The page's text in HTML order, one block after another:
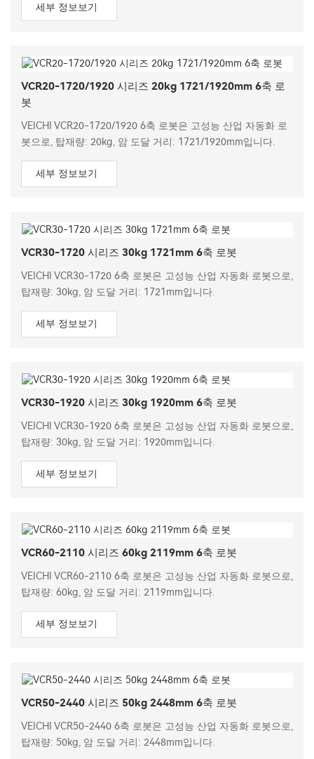
세부 정보보기
VCR20-1720/1920 시리즈 20kg 1721/1920mm 6축 로
봇
VEICHI VCR20-1720/1920 6축 로봇은 고성능 산업 자동화 로
봇으로, 탑재량: 20kg, 암 도달 거리: 1721/1920mm입니다.
세부 정보보기
VCR30-1720 시리즈 30kg 1721mm 6축 로봇
VEICHI VCR30-1720 6축 로봇은 고성능 산업 자동화 로봇으로,
탑재량: 30kg, 암 도달 거리: 1721mm입니다.
세부 정보보기
VCR30-1920 시리즈 30kg 1920mm 6축 로봇
VEICHI VCR30-1920 6축 로봇은 고성능 산업 자동화 로봇으로,
탑재량: 30kg, 암 도달 거리: 1920mm입니다.
세부 정보보기
VCR60-2110 시리즈 60kg 2119mm 6축 로봇
VEICHI VCR60-2110 6축 로봇은 고성능 산업 자동화 로봇으로,
탑재량: 60kg, 암 도달 거리: 2119mm입니다.
세부 정보보기
VCR50-2440 시리즈 50kg 2448mm 6축 로봇
VEICHI VCR50-2440 6축 로봇은 고성능 산업 자동화 로봇으로,
탑재량: 50kg, 암 도달 거리: 2448mm입니다.